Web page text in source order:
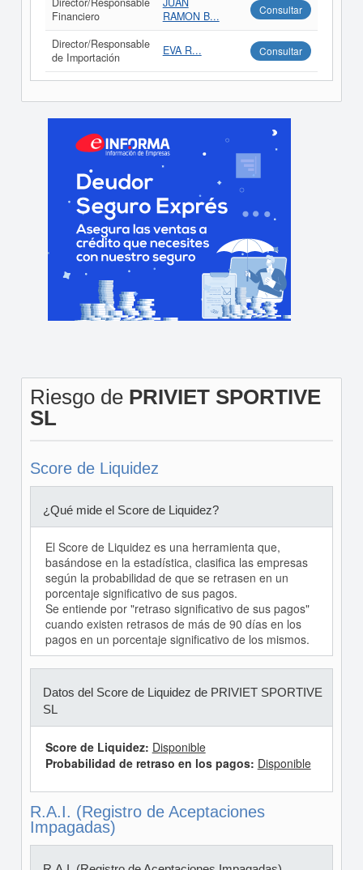
Financiero
RAMON B...
Consultar
Director/Responsable
de Importación
EVA R... Consultar
Riesgo de PRIVIET SPORTIVE
SL
Score de Liquidez
¿Qué mide el Score de Liquidez?
El Score de Liquidez es una herramienta que,
basándose en la estadística, clasifica las empresas
según la probabilidad de que se retrasen en un
porcentaje significativo de sus pagos.
Se entiende por "retraso significativo de sus pagos"
cuando existen retrasos de más de 90 días en los
pagos en un porcentaje significativo de los mismos.
Datos del Score de Liquidez de PRIVIET SPORTIVE
SL
Score de Liquidez: Disponible
Probabilidad de retraso en los pagos: Disponible
R.A.I. (Registro de Aceptaciones
Impagadas)